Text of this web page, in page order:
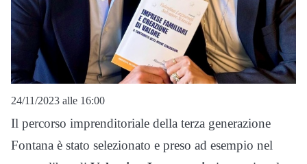
24/11/2023 alle 16:00
Il percorso imprenditoriale della terza generazione
Fontana è stato selezionato e preso ad esempio nel